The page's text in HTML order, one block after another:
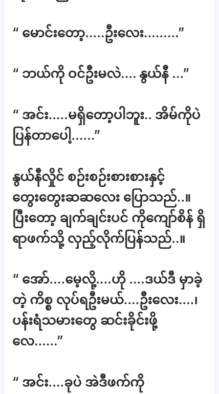
“ မောင်းတော့…..ဦးလေး………”
“ ဘယ်ကို ဝင်ဦးမလဲ…. နွယ်နီ …”
“ အင်း…..မရှိတော့ပါဘူး.. အိမ်ကိုပဲ
ပြန်တာပေါ့……”
နွယ်နီလှိုင် စဉ်းစဉ်းစားစားနှင့်
တွေးတွေးဆဆလေး ပြောသည်..။
ပြီးတော့ ချက်ချင်းပင် ကိုကျော်စိန် ရှိ
ရာဖက်သို့ လှည့်လိုက်ပြန်သည်..။
“ အော်….မေ့လို့….ဟို ….ဒယ်ဒီ မှာခဲ့
တဲ့ ကိစ္စ လုပ်ရဦးမယ်….ဦးလေး….၊
ပန်းရံသမားတွေ ဆင်းခိုင်းဖို့
လေ……”
“ အင်း….ခုပဲ အဲဒီဖက်ကို